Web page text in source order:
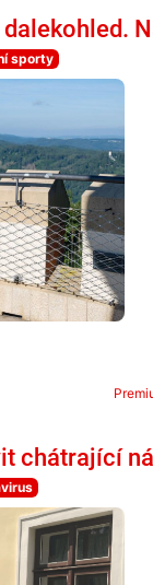
sporty
chátrající